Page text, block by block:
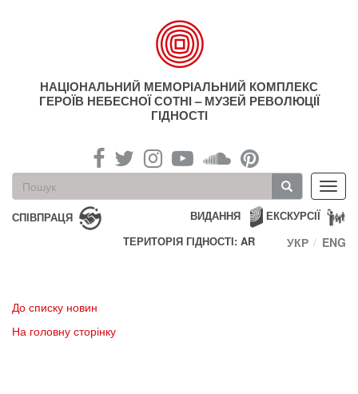
НАЦІОНАЛЬНИЙ МЕМОРІАЛЬНИЙ КОМПЛЕКС
ГЕРОЇВ НЕБЕСНОЇ СОТНІ – МУЗЕЙ РЕВОЛЮЦІЇ
ГІДНОСТІ
Пошукова
форма
Пошук
СПІВПРАЦЯ ЕКСКУРСІЇ
ВИДАННЯ
ТЕРИТОРІЯ ГІДНОСТІ: AR
УКР ENG
До списку новин
На головну сторінку